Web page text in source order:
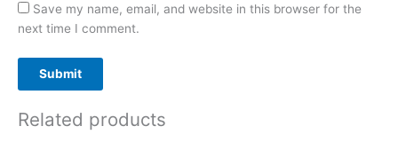
Save my name, email, and website in this browser for the
next time I comment.
Related products